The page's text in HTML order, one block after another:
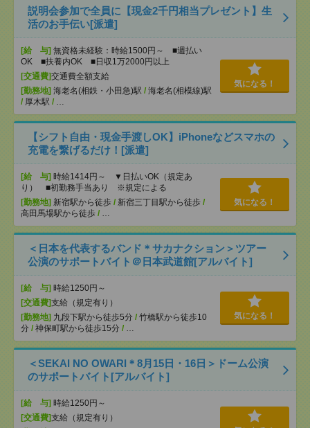
説明会参加で全員に【現金2千円相当プレゼント】生
活のお手伝い[派遣]
[給 与] 無資格未経験：時給1500円～ ■週払い
OK ■扶養内OK ■日収1万2000円以上
[交通費]交通費全額支給
[勤務地] 海老名(相鉄・小田急)駅 / 海老名(相模線)駅
/ 厚木駅 / …
気になる！
【シフト自由・現金手渡しOK】iPhoneなどスマホの
充電を繋げるだけ！[派遣]
[給 与] 時給1414円～ ▼日払いOK（規定あ
り） ■初勤務手当あり ※規定による
[勤務地] 新宿駅から徒歩 / 新宿三丁目駅から徒歩 /
高田馬場駅から徒歩 / …
気になる！
＜日本を代表するバンド＊サカナクション＞ツアー
公演のサポートバイト＠日本武道館[アルバイト]
[給 与] 時給1250円～
[交通費]支給（規定有り）
[勤務地] 九段下駅から徒歩5分 / 竹橋駅から徒歩10
分 / 神保町駅から徒歩15分 / …
気になる！
＜SEKAI NO OWARI＊8月15日・16日＞ドーム公演
のサポートバイト[アルバイト]
[給 与] 時給1250円～
[交通費]支給（規定有り）